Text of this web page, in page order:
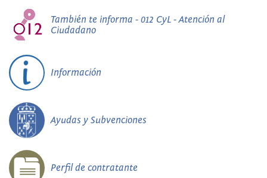
También te informa - 012 CyL - Atención al
Ciudadano
Información
Ayudas y Subvenciones
Perfil de contratante